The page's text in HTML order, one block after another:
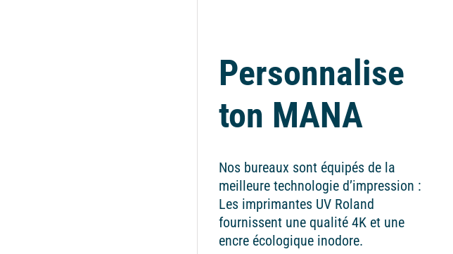
Personnalise
ton MANA
Nos bureaux sont équipés de la
meilleure technologie d’impression :
Les imprimantes UV Roland
fournissent une qualité 4K et une
encre écologique inodore.